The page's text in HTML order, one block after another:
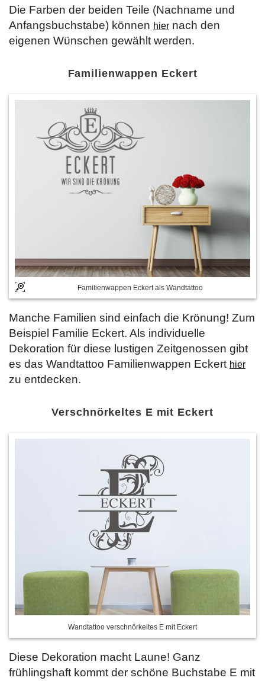
Die Farben der beiden Teile (Nachname und
Anfangsbuchstabe) können hier nach den
eigenen Wünschen gewählt werden.
Familienwappen Eckert
Familienwappen Eckert als Wandtattoo
Manche Familien sind einfach die Krönung! Zum
Beispiel Familie Eckert. Als individuelle
Dekoration für diese lustigen Zeitgenossen gibt
es das Wandtattoo Familienwappen Eckert hier
zu entdecken.
Verschnörkeltes E mit Eckert
Wandtattoo verschnörkeltes E mit Eckert
Diese Dekoration macht Laune! Ganz
frühlingshaft kommt der schöne Buchstabe E mit